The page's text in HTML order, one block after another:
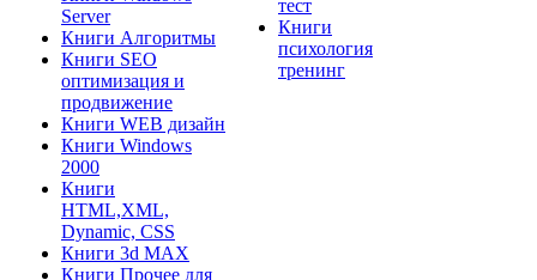
Server
Книги Алгоритмы
Книги SEO
оптимизация и
продвижение
Книги WEB дизайн
Книги Windows
2000
Книги
HTML,XML,
Dynamic, CSS
Книги 3d MAX
Книги Прочее для
тест
Книги
психология
тренинг